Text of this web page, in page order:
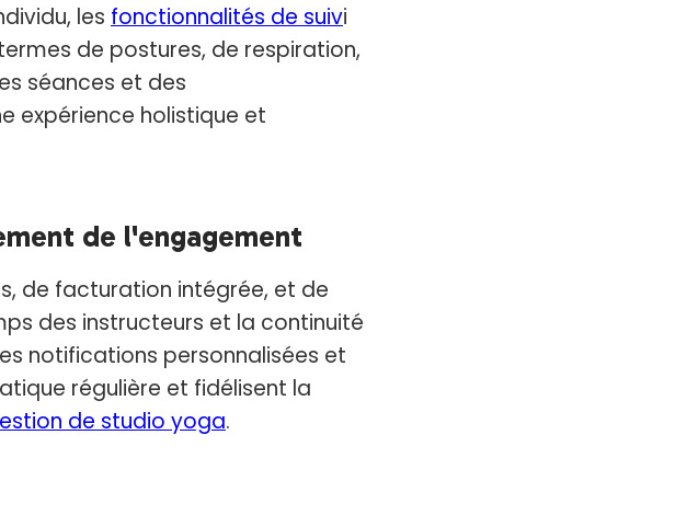
les fonctionnalités de suivi
de postures, de respiration,
séances et des
expérience holistique et
de l'engagement
de facturation intégrée, et de
des instructeurs et la continuité
notifications personnalisées et
régulière et fidélisent la
de studio yoga.